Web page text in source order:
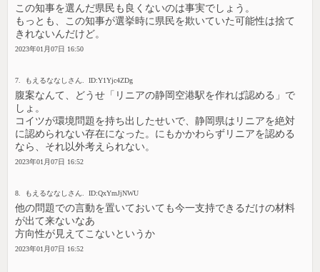
この知事を選んだ県民も良くないのは事実でしょう。
もっとも、この知事が選挙時に県民を欺いていた可能性は捨て
きれないんだけど。
2023年01月07日 16:50
7. もえるななしさん. ID:Y1Yjc4ZDg
腹案なんて、どうせ「リニアの静岡空港駅を作れば認める」で
しょ。
コイツが環境問題を持ち出したせいで、静岡県はリニアを絶対
に認められない存在になった。にもかかわらずリニアを認める
なら、それ以外考えられない。
2023年01月07日 16:52
8. もえるななしさん. ID:QxYmJjNWU
他の問題での言動を置いておいても今一支持できるだけの材料
が出て来ないなあ
方向性が見えてこないというか
2023年01月07日 16:52